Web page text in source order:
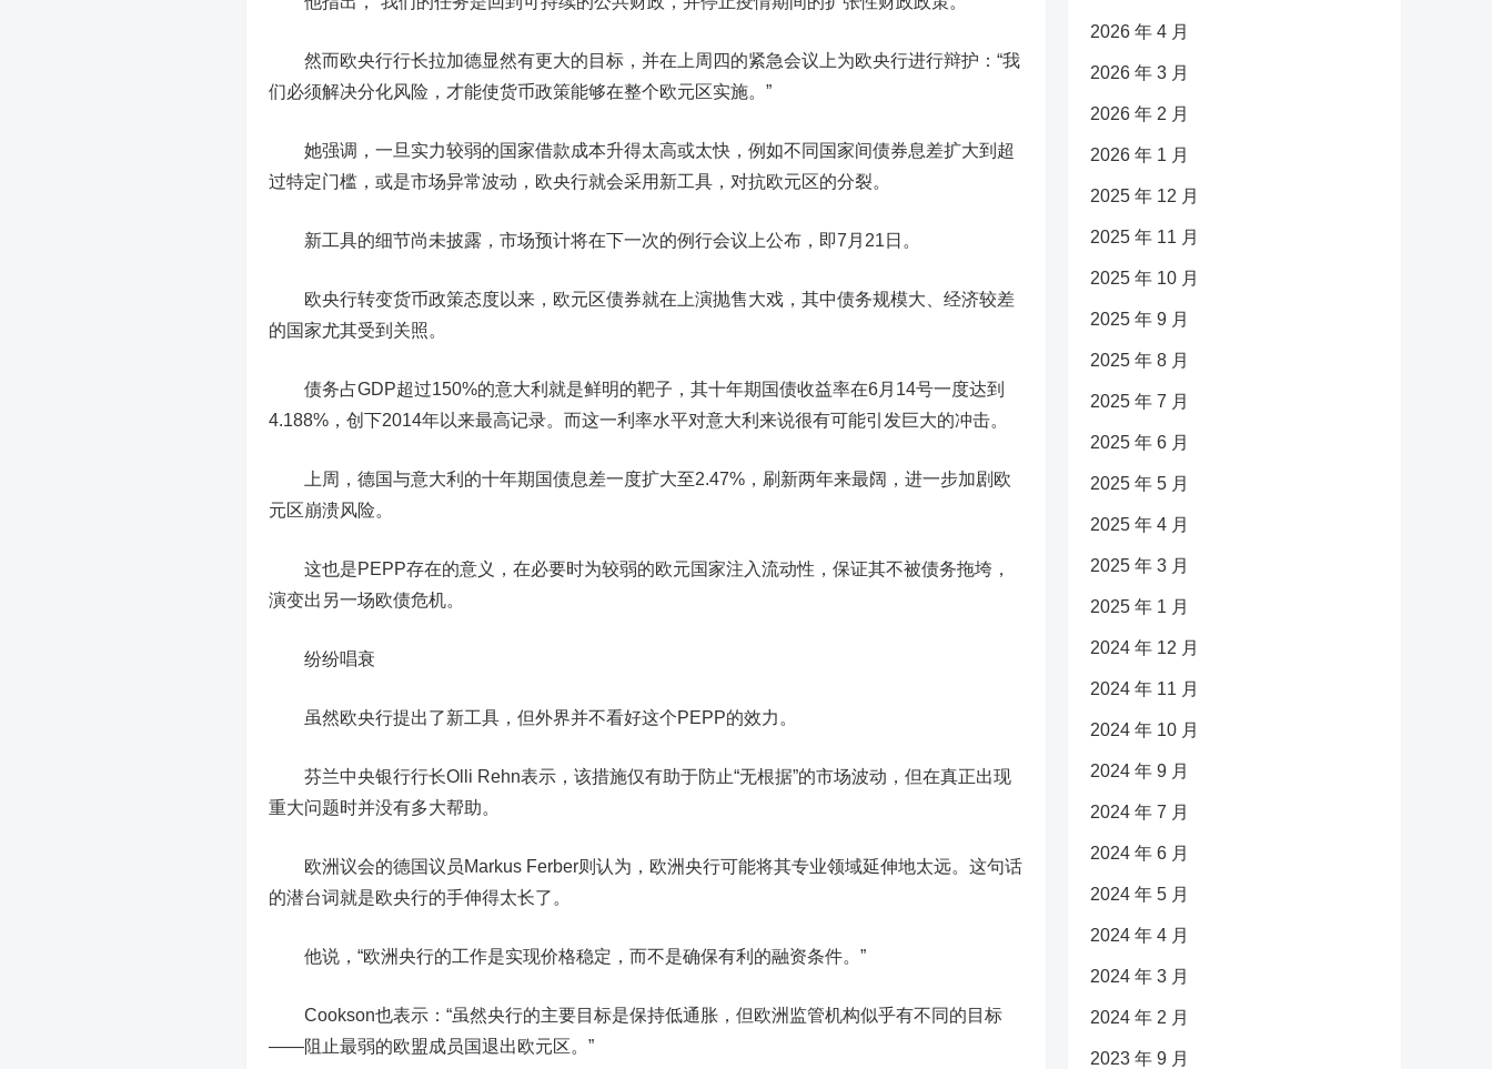
然而欧央行行长拉加德显然有更大的目标，并在上周四的紧急会议上为欧央行进行辩护：“我
们必须解决分化风险，才能使货币政策能够在整个欧元区实施。”
她强调，一旦实力较弱的国家借款成本升得太高或太快，例如不同国家间债券息差扩大到超
过特定门槛，或是市场异常波动，欧央行就会采用新工具，对抗欧元区的分裂。
新工具的细节尚未披露，市场预计将在下一次的例行会议上公布，即7月21日。
欧央行转变货币政策态度以来，欧元区债券就在上演抛售大戏，其中债务规模大、经济较差
的国家尤其受到关照。
债务占GDP超过150%的意大利就是鲜明的靶子，其十年期国债收益率在6月14号一度达到
4.188%，创下2014年以来最高记录。而这一利率水平对意大利来说很有可能引发巨大的冲击。
上周，德国与意大利的十年期国债息差一度扩大至2.47%，刷新两年来最阔，进一步加剧欧
元区崩溃风险。
这也是PEPP存在的意义，在必要时为较弱的欧元国家注入流动性，保证其不被债务拖垮，
演变出另一场欧债危机。
纷纷唱衰
虽然欧央行提出了新工具，但外界并不看好这个PEPP的效力。
芬兰中央银行行长Olli Rehn表示，该措施仅有助于防止“无根据”的市场波动，但在真正出现
重大问题时并没有多大帮助。
欧洲议会的德国议员Markus Ferber则认为，欧洲央行可能将其专业领域延伸地太远。这句话
的潜台词就是欧央行的手伸得太长了。
他说，“欧洲央行的工作是实现价格稳定，而不是确保有利的融资条件。”
Cookson也表示：“虽然央行的主要目标是保持低通胀，但欧洲监管机构似乎有不同的目标
——阻止最弱的欧盟成员国退出欧元区。”
2026 年 4 月
2026 年 3 月
2026 年 2 月
2026 年 1 月
2025 年 12 月
2025 年 11 月
2025 年 10 月
2025 年 9 月
2025 年 8 月
2025 年 7 月
2025 年 6 月
2025 年 5 月
2025 年 4 月
2025 年 3 月
2025 年 1 月
2024 年 12 月
2024 年 11 月
2024 年 10 月
2024 年 9 月
2024 年 7 月
2024 年 6 月
2024 年 5 月
2024 年 4 月
2024 年 3 月
2024 年 2 月
2023 年 9 月